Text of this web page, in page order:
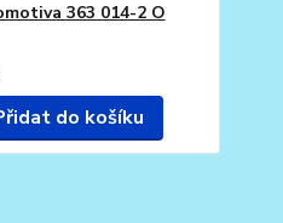
363 014-2 O
do košíku